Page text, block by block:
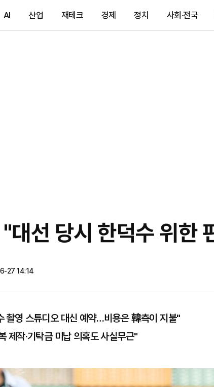
AI 산업 재테크 경제 정치 사회·전국
대선 당시 한덕수 위한
27 14:14
촬영 스튜디오 대신 예약…비용은 韓측이 지불"
제작·기탁금 미납 의혹도 사실무근"